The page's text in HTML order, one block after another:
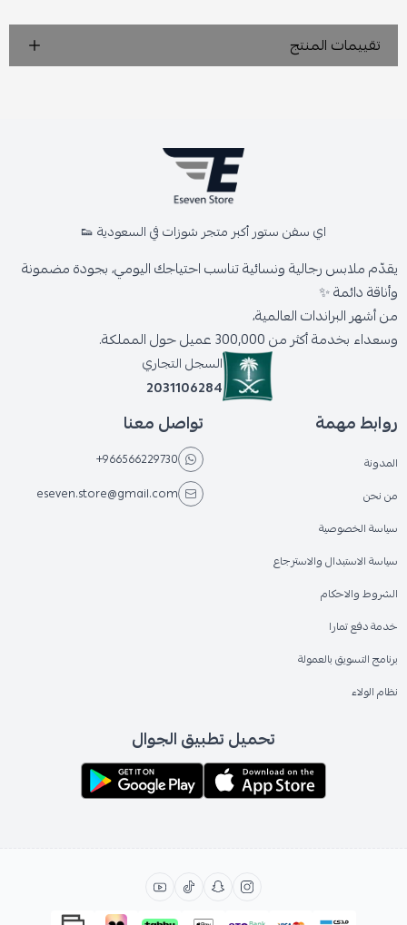
تقييمات المنتج
اي سفن ستور أكبر متجر شوزات في السعودية 👟
يقدّم ملابس رجالية ونسائية تناسب احتياجك اليومي، بجودة مضمونة
وأناقة دائمة ✨
من أشهر البراندات العالمية،
وسعداء بخدمة أكثر من 300,000 عميل حول المملكة.
السجل التجاري
2031106284
روابط مهمة
المدونة
من نحن
سياسة الخصوصية
سياسة الاستبدال والاسترجاع
الشروط والاحكام
خدمة دفع تمارا
برنامج التسويق بالعمولة
نظام الولاء
تواصل معنا
+966566229730
eseven.store@gmail.com
تحميل تطبيق الجوال